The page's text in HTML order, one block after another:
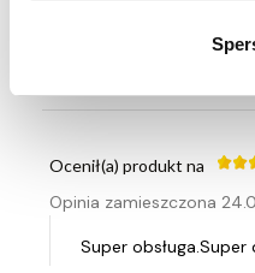
Super jestem
Ocenił(a) produkt na
Opinia zamieszczona
Super obsługa.Super